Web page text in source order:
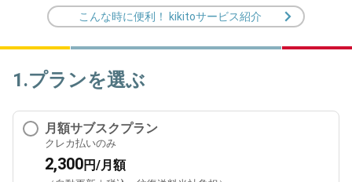
こんな時に便利！ kikitoサービス紹介
1.プランを選ぶ
月額サブスクプラン
クレカ払いのみ
2,300円/月額